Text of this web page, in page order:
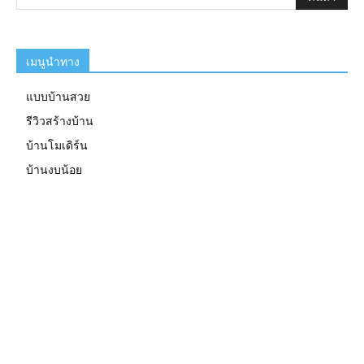
เมนูนำทาง
แบบบ้านสวย
รีวิวสร้างบ้าน
บ้านโมเดิร์น
บ้านงบน้อย